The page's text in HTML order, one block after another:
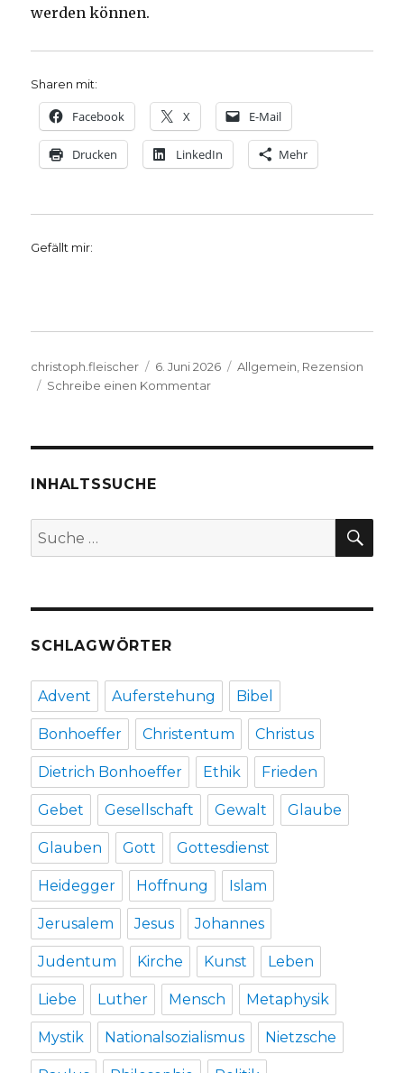
werden können.
Sharen mit:
Facebook X E-Mail
Drucken LinkedIn Mehr
Gefällt mir:
Autor
christoph.fleischer
Veröffentlicht
am
6. Juni 2026 Kategorien
Allgemein Rezension
Schreibe einen Kommentarzu
Fleischer,
2026
INHALTSSUCHE
Suche
nach:
SCHLAGWÖRTER
Advent Auferstehung Bibel
Bonhoeffer Christentum Christus
Dietrich Bonhoeffer Ethik Frieden
Gebet Gesellschaft Gewalt Glaube
Glauben Gott Gottesdienst
Heidegger Hoffnung Islam
Jerusalem Jesus Johannes
Judentum Kirche Kunst Leben
Liebe Luther Mensch Metaphysik
Mystik Nationalsozialismus Nietzsche